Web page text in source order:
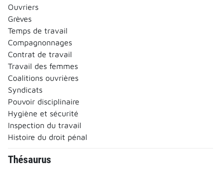
Ouvriers
Grèves
Temps de travail
Compagnonnages
Contrat de travail
Travail des femmes
Coalitions ouvrières
Syndicats
Pouvoir disciplinaire
Hygiène et sécurité
Inspection du travail
Histoire du droit pénal
Thésaurus